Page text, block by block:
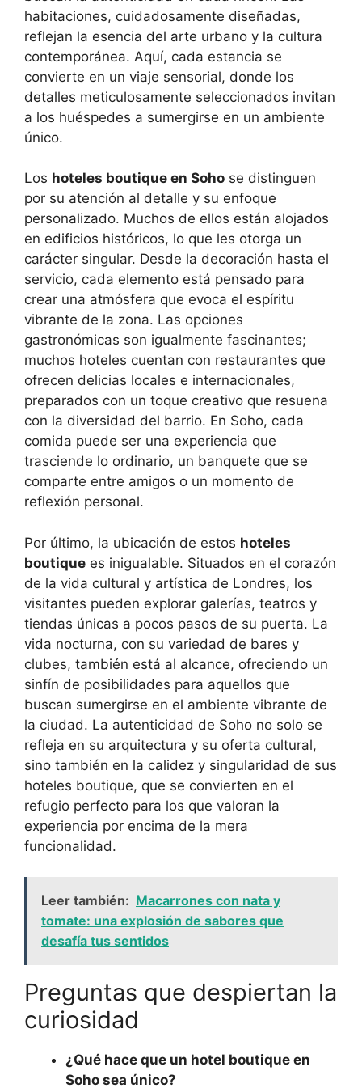
habitaciones, cuidadosamente diseñadas,
reflejan la esencia del arte urbano y la cultura
contemporánea. Aquí, cada estancia se
convierte en un viaje sensorial, donde los
detalles meticulosamente seleccionados invitan
a los huéspedes a sumergirse en un ambiente
único.
Los hoteles boutique en Soho se distinguen
por su atención al detalle y su enfoque
personalizado. Muchos de ellos están alojados
en edificios históricos, lo que les otorga un
carácter singular. Desde la decoración hasta el
servicio, cada elemento está pensado para
crear una atmósfera que evoca el espíritu
vibrante de la zona. Las opciones
gastronómicas son igualmente fascinantes;
muchos hoteles cuentan con restaurantes que
ofrecen delicias locales e internacionales,
preparados con un toque creativo que resuena
con la diversidad del barrio. En Soho, cada
comida puede ser una experiencia que
trasciende lo ordinario, un banquete que se
comparte entre amigos o un momento de
reflexión personal.
Por último, la ubicación de estos hoteles
boutique es inigualable. Situados en el corazón
de la vida cultural y artística de Londres, los
visitantes pueden explorar galerías, teatros y
tiendas únicas a pocos pasos de su puerta. La
vida nocturna, con su variedad de bares y
clubes, también está al alcance, ofreciendo un
sinfín de posibilidades para aquellos que
buscan sumergirse en el ambiente vibrante de
la ciudad. La autenticidad de Soho no solo se
refleja en su arquitectura y su oferta cultural,
sino también en la calidez y singularidad de sus
hoteles boutique, que se convierten en el
refugio perfecto para los que valoran la
experiencia por encima de la mera
funcionalidad.
Leer también: Macarrones con nata y
tomate: una explosión de sabores que
desafía tus sentidos
Preguntas que despiertan la
curiosidad
¿Qué hace que un hotel boutique en
Soho sea único?